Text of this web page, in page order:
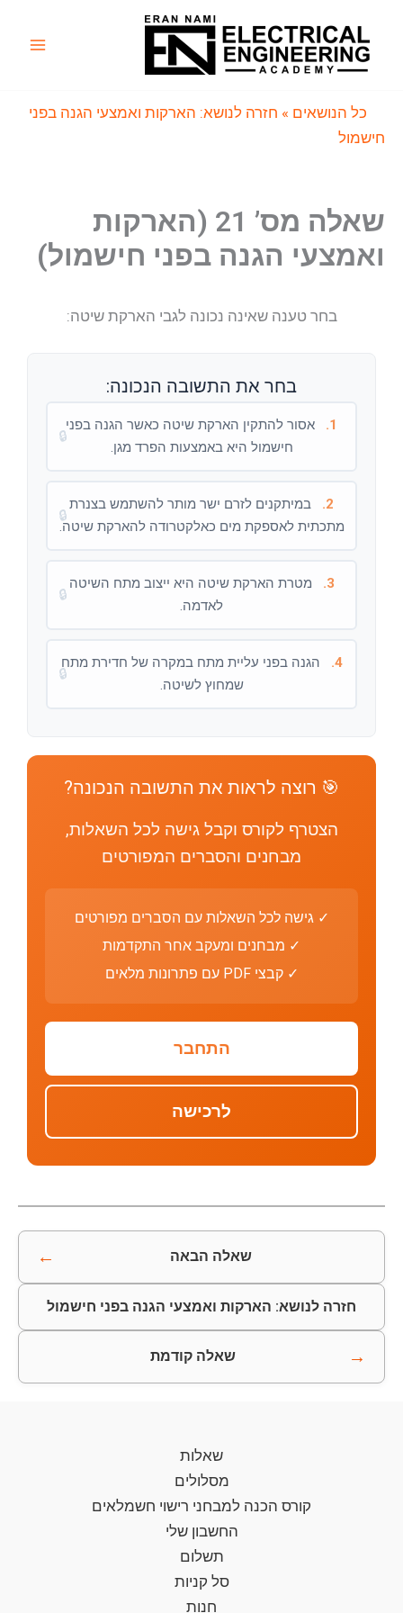
כל הנושאים » חזרה לנושא: הארקות ואמצעי הגנה בפני
חישמול
שאלה מס’ 21 (הארקות
ואמצעי הגנה בפני חישמול)
בחר טענה שאינה נכונה לגבי הארקת שיטה:
בחר את התשובה הנכונה:
1.
אסור להתקין הארקת שיטה כאשר הגנה בפני
חישמול היא באמצעות הפרד מגן.
🔒
2.
במיתקנים לזרם ישר מותר להשתמש בצנרת
מתכתית לאספקת מים כאלקטרודה להארקת שיטה.
🔒
3.
מטרת הארקת שיטה היא ייצוב מתח השיטה
לאדמה.
🔒
4.
הגנה בפני עליית מתח במקרה של חדירת מתח
שמחוץ לשיטה.
🔒
🎯 רוצה לראות את התשובה הנכונה?
הצטרף לקורס וקבל גישה לכל השאלות,
מבחנים והסברים המפורטים
✓ גישה לכל השאלות עם הסברים מפורטים
✓ מבחנים ומעקב אחר התקדמות
✓ קבצי PDF עם פתרונות מלאים
התחבר
לרכישה
שאלה הבאה ←
חזרה לנושא: הארקות ואמצעי הגנה בפני חישמול
→ שאלה קודמת
שאלות
מסלולים
קורס הכנה למבחני רישוי חשמלאים
החשבון שלי
תשלום
סל קניות
חנות